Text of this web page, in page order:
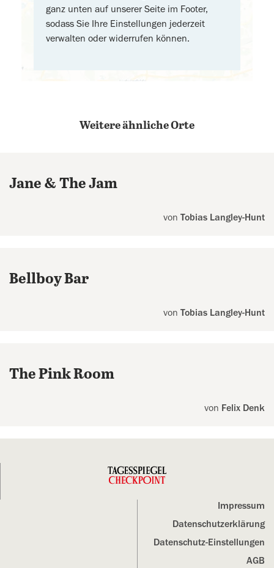
ganz unten auf unserer Seite im Footer,
sodass Sie Ihre Einstellungen jederzeit
verwalten oder widerrufen können.
Weitere ähnliche Orte
Jane & The Jam
von Tobias Langley-Hunt
Bellboy Bar
von Tobias Langley-Hunt
The Pink Room
von Felix Denk
Impressum
Datenschutz­erklärung
Datenschutz-Einstellungen
AGB